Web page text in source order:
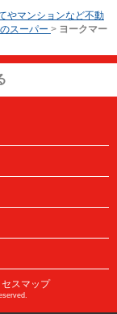
やマンションなど不動
スーパー > ヨークマー
セスマップ